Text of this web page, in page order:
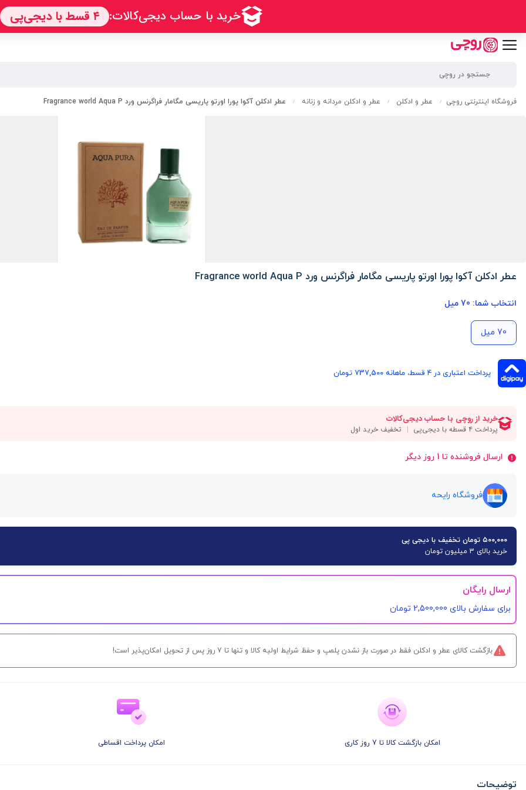
فروشگاه اینترنتی روچی / عطر و ادکلن / عطر و ادکلن مردانه و زنانه / عطر ادکلن آکوا پورا اورتو پاریسی مگامار فراگرنس ورد Fragrance world Aqua P
عطر ادکلن آکوا پورا اورتو پاریسی مگامار فراگرنس ورد Fragrance world Aqua P
انتخاب شما: 70 میل
70 میل
پرداخت اعتباری در ۴ قسط، ماهانه 737,500 تومان
ارسال فروشنده تا 1 روز دیگر
فروشگاه رایحه
۵۰۰,۰۰۰ تومان تخفیف با دیجی پی
خرید بالای 3 میلیون تومان
ارسال رایگان
برای سفارش‌ بالای 2,500,000 تومان
بازگشت کالای عطر و ادکلن فقط در صورت باز نشدن پلمپ و حفظ شرایط اولیه کالا و تنها تا 7 روز پس از تحویل امکان‌پذیر است!
امکان بازگشت کالا تا 7 روز کاری امکان پرداخت اقساطی
توضیحات